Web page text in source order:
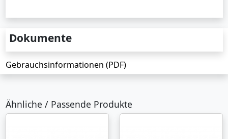
Dokumente
Gebrauchsinformationen (PDF)
Ähnliche / Passende Produkte